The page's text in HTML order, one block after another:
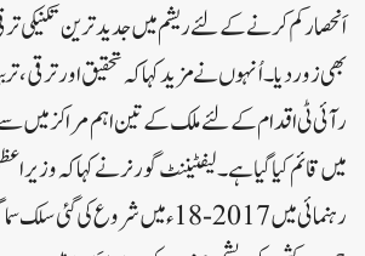
اَنحصار کم کرنے کے لئے ریشم میں جدید ترین تکنیکی
بھی زور دیا ۔ اُنہوں نے مزید کہا کہ تحقیق اور ترقی ،
رآئی ٹی اقدام کے لئے ملک کے تین اہم مراکز میں
میں قائم کیا گیا ہے۔لیفٹیننٹ گورنر نے کہا کہ
رہنمائی میں 2017-18 ء میں شروع کی